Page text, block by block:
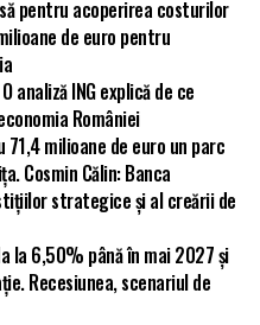
pentru acoperirea costurilor
de euro pentru
analiză ING explică de ce
României
71,4 milioane de euro un parc
Cosmin Călin: Banca
strategice și al creării de
la 6,50% până în mai 2027 și
Recesiunea, scenariul de